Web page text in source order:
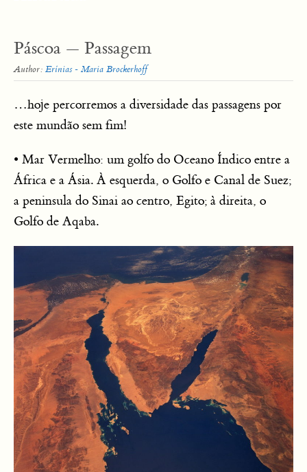
Páscoa — Passagem
Author: Erínias - Maria Brockerhoff
…hoje percorremos a diversidade das passagens por
este mundão sem fim!
• Mar Vermelho: um golfo do Oceano Índico entre a
África e a Ásia. À esquerda, o Golfo e Canal de Suez;
a peninsula do Sinai ao centro, Egito; à direita, o
Golfo de Aqaba.